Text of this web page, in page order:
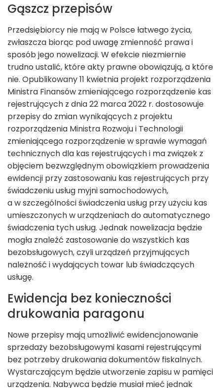
Gąszcz przepisów
Przedsiębiorcy nie mają w Polsce łatwego życia,
zwłaszcza biorąc pod uwagę zmienność prawa i
sposób jego nowelizacji. W efekcie niezmiernie
trudno ustalić, które akty prawne obowiązują, a które
nie. Opublikowany 11 kwietnia projekt rozporządzenia
Ministra Finansów zmieniającego rozporządzenie kas
rejestrujących z dnia 22 marca 2022 r. dostosowuje
przepisy do zmian wynikających z projektu
rozporządzenia Ministra Rozwoju i Technologii
zmieniającego rozporządzenie w sprawie wymagań
technicznych dla kas rejestrujących i ma związek z
objęciem bezwzględnym obowiązkiem prowadzenia
ewidencji przy zastosowaniu kas rejestrujących przy
świadczeniu usług myjni samochodowych,
a w szczególności świadczenia usług przy użyciu kas
umieszczonych w urządzeniach do automatycznego
świadczenia tych usług. Jednak nowelizacja będzie
mogła znaleźć zastosowanie do wszystkich kas
bezobsługowych, czyli urządzeń przyjmujących
należność i wydających towar lub świadczących
usługę.
Ewidencja bez konieczności
drukowania paragonu
Nowe przepisy mają umożliwić ewidencjonowanie
sprzedaży bezobsługowymi kasami rejestrującymi
bez potrzeby drukowania dokumentów fiskalnych.
Wystarczającym będzie utworzenie zapisu w pamięci
urządzenia. Nabywca będzie musiał mieć jednak